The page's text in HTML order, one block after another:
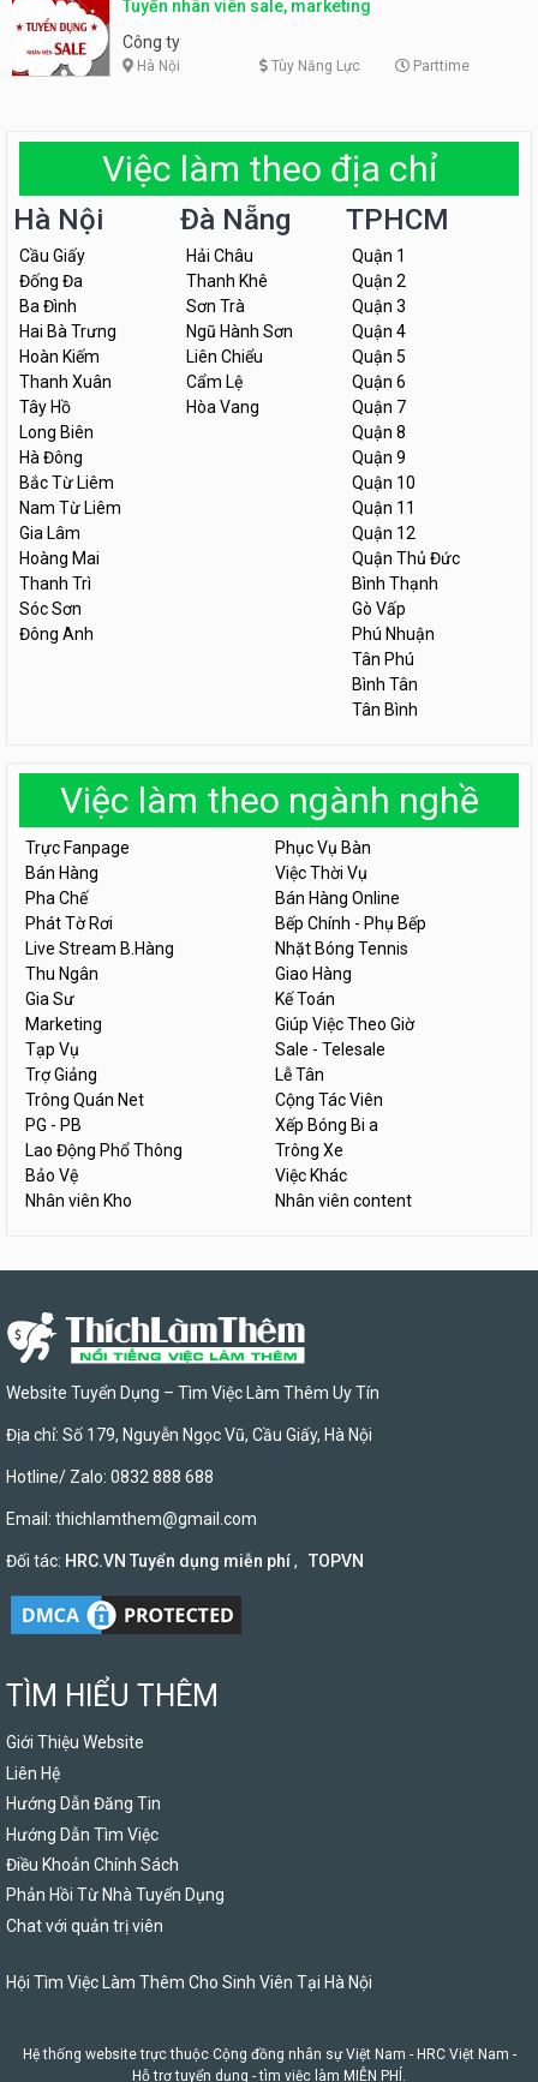
Tuyển nhân viên sale, marketing
Công ty
Hà Nội Tùy Năng Lực Parttime
Việc làm theo địa chỉ
Hà Nội
Cầu Giấy
Đống Đa
Ba Đình
Hai Bà Trưng
Hoàn Kiếm
Thanh Xuân
Tây Hồ
Long Biên
Hà Đông
Bắc Từ Liêm
Nam Từ Liêm
Gia Lâm
Hoàng Mai
Thanh Trì
Sóc Sơn
Đông Anh
Đà Nẵng
Hải Châu
Thanh Khê
Sơn Trà
Ngũ Hành Sơn
Liên Chiểu
Cẩm Lệ
Hòa Vang
TPHCM
Quận 1
Quận 2
Quận 3
Quận 4
Quận 5
Quận 6
Quận 7
Quận 8
Quận 9
Quận 10
Quận 11
Quận 12
Quận Thủ Đức
Bình Thạnh
Gò Vấp
Phú Nhuận
Tân Phú
Bình Tân
Tân Bình
Việc làm theo ngành nghề
Trực Fanpage
Phục Vụ Bàn
Bán Hàng
Việc Thời Vụ
Pha Chế
Bán Hàng Online
Phát Tờ Rơi
Bếp Chính - Phụ Bếp
Live Stream B.Hàng
Nhặt Bóng Tennis
Thu Ngân
Giao Hàng
Gia Sư
Kế Toán
Marketing
Giúp Việc Theo Giờ
Tạp Vụ
Sale - Telesale
Trợ Giảng
Lễ Tân
Trông Quán Net
Cộng Tác Viên
PG - PB
Xếp Bóng Bi a
Lao Động Phổ Thông
Trông Xe
Bảo Vệ
Việc Khác
Nhân viên Kho
Nhân viên content
Website Tuyển Dụng – Tìm Việc Làm Thêm Uy Tín
Địa chỉ: Số 179, Nguyễn Ngọc Vũ, Cầu Giấy, Hà Nội
Hotline/ Zalo: 0832 888 688
Email: thichlamthem@gmail.com
Đối tác: HRC.VN Tuyển dụng miễn phí, TOPVN
TÌM HIỂU THÊM
Giới Thiệu Website
Liên Hệ
Hướng Dẫn Đăng Tin
Hướng Dẫn Tìm Việc
Điều Khoản Chính Sách
Phản Hồi Từ Nhà Tuyển Dụng
Chat với quản trị viên
Hội Tìm Việc Làm Thêm Cho Sinh Viên Tại Hà Nội
Hệ thống website trực thuộc Cộng đồng nhân sự Việt Nam - HRC Việt Nam -
Hỗ trợ tuyển dụng - tìm việc làm MIỄN PHÍ.